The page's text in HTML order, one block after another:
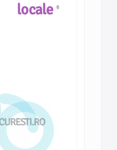
locale 6